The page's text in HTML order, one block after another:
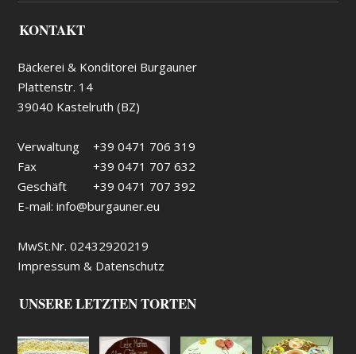
KONTAKT
Bäckerei & Konditorei Burgauner
Plattenstr. 14
39040 Kastelruth (BZ)
Verwaltung
+39 0471 706 319
Fax
+39 0471 707 632
Geschäft
+39 0471 707 392
E-mail:info@burgauner.eu
MwSt.Nr. 02432920219
Impressum & Datenschutz
UNSERE LETZTEN TORTEN